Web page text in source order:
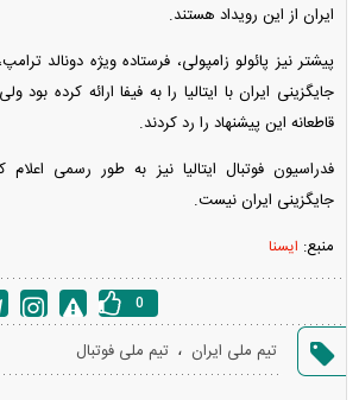
ایران از این رویداد هستند.
پیشتر نیز پائولو زامپولی، فرستاده ویژه دونالد
جایگزینی ایران با ایتالیا را به فیفا ارائه کرده بود
قاطعانه این پیشنهاد را رد کردند.
فدراسیون فوتبال ایتالیا نیز به طور رسمی
جایگزینی ایران نیست.
منبع: ایسنا
گزارش
خطا
0
تیم ملی ایران ، تیم ملی فوتبال